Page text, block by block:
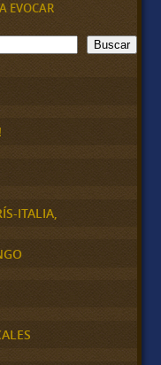
EVOCAR
Buscar
ITALIA,